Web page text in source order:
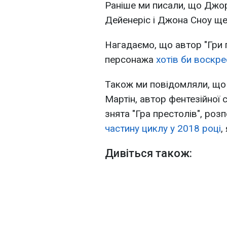
Раніше ми писали, що
Дейенеріс і Джона Сноу
Нагадаємо, що автор "Гри
персонажа хотів би
Також ми повідомляли,
Мартін, автор фентезійної
знята "Гра престолів",
частину циклу у 2018 році,
Дивіться також: